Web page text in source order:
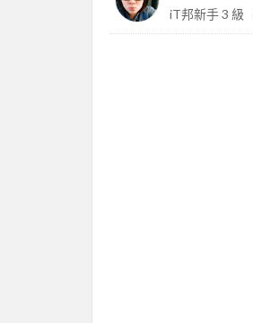
iT邦新手 3 級